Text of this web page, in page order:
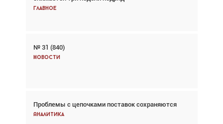
Главное
№ 31 (840)
Новости
Проблемы с цепочками поставок сохраняются
Аналитика
Главное
Авиационный фотограф Дэйв Кох: «Фотография
говорит сама за себя... а ИИ всё портит»
Впервые с 2024 года глобальный трафик
снижается три недели подряд